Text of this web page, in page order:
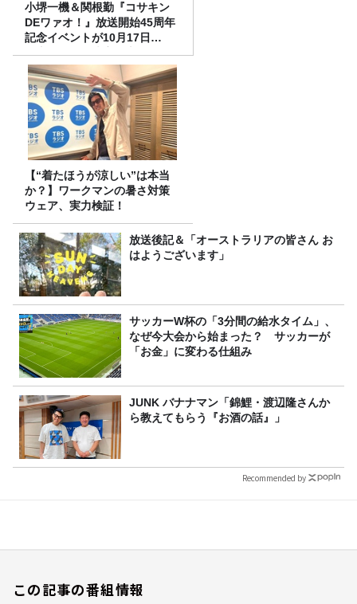
小堺一機＆関根勤『コサキン
DEワァオ！』放送開始45周年
記念イベントが10月17日
（土）に開催決定！本日より
FC先行受付スタート！
【“着たほうが涼しい”は本当
か？】ワークマンの暑さ対策
ウェア、実力検証！
放送後記＆「オーストラリアの皆さん お
はようございます」
サッカーW杯の「3分間の給水タイム」、
なぜ今大会から始まった？ サッカーが
「お金」に変わる仕組み
JUNK バナナマン「錦鯉・渡辺隆さんか
ら教えてもらう『お酒の話』」
Recommended by
この記事の番組情報